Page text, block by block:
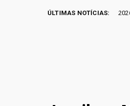
ÚLTIMAS NOTÍCIAS:
GO 2026 - Joscilene Mangão lidera